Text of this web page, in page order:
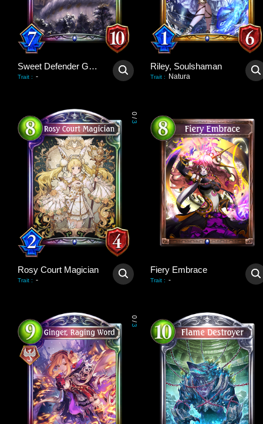
Sweet Defender Golem
Trait : -
Riley, Soulshaman
Trait : Natura
0
/
3
Rosy Court Magician
Trait : -
Fiery Embrace
Trait : -
0
/
3